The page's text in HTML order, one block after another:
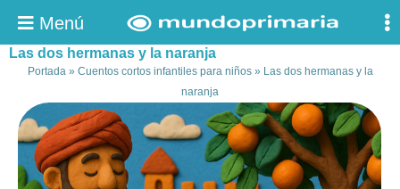
Menú
Las dos hermanas y la naranja
Portada» Cuentos cortos infantiles para niños» Las dos hermanas y la
naranja